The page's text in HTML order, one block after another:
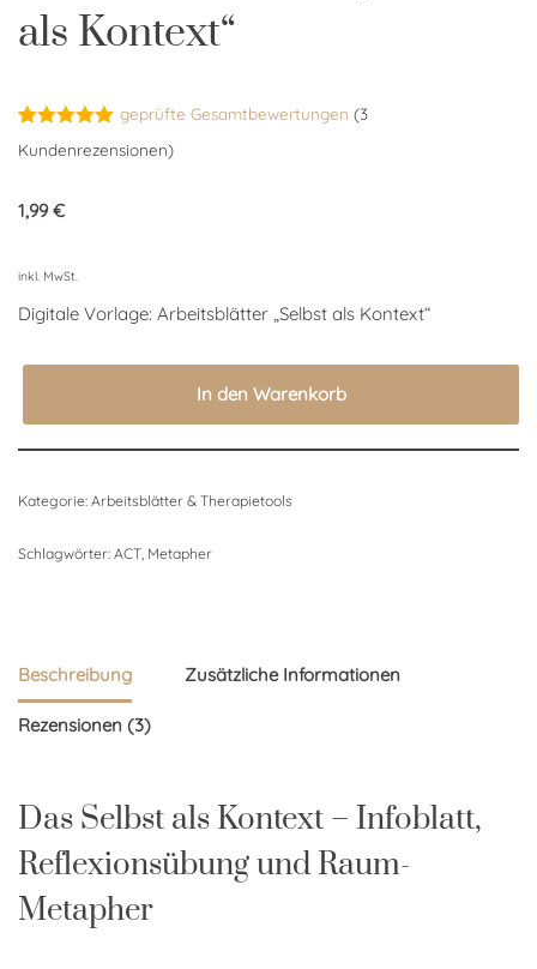
als Kontext“
Bewertet
mit5.00
auf
3
geprüfte Gesamtbewertungen (3
Kundenrezensionen)
1,99€
inkl. MwSt.
Digitale Vorlage: Arbeitsblätter „Selbst als Kontext“
In den Warenkorb
Kategorie: Arbeitsblätter & Therapietools
Schlagwörter: ACT Metapher
Beschreibung Zusätzliche Informationen
Rezensionen (3)
Das Selbst als Kontext – Infoblatt,
Reflexionsübung und Raum-
Metapher